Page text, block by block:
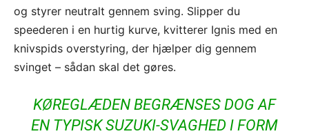
og styrer neutralt gennem sving. Slipper du
speederen i en hurtig kurve, kvitterer Ignis med en
knivspids overstyring, der hjælper dig gennem
svinget – sådan skal det gøres.
KØREGLÆDEN BEGRÆNSES DOG AF
EN TYPISK SUZUKI-SVAGHED I FORM